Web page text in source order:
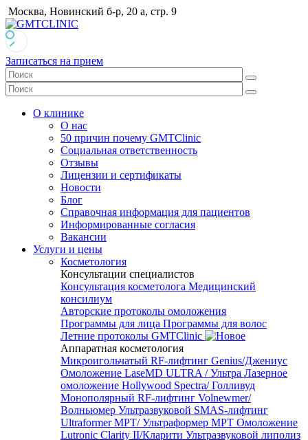
Москва, Новинский б-р, 20 а, стр. 9
Записаться на прием
О клинике
О нас
50 причин почему GMTClinic
Социальная ответственность
Отзывы
Лицензии и сертификаты
Новости
Блог
Справочная информация для пациентов
Информированные согласия
Вакансии
Услуги и цены
Косметология
Консультации специалистов
Консультация косметолога Медицинский
консилиум
Авторские протоколы омоложения
Программы для лица Программы для волос
Летние протоколы GMTClinic
Аппаратная косметология
Микроигольчатый RF-лифтинг Genius/Джениус
Омоложение LaseMD ULTRA / Ультра Лазерное
омоложение Hollywood Spectra/ Голливуд
Монополярный RF-лифтинг Volnewmer/
Волньюмер Ультразвуковой SMAS-лифтинг
Ultraformer MPT/ Ультраформер MPT Омоложение
Lutronic Clarity II/Кларити Ультразвуковой липолиз